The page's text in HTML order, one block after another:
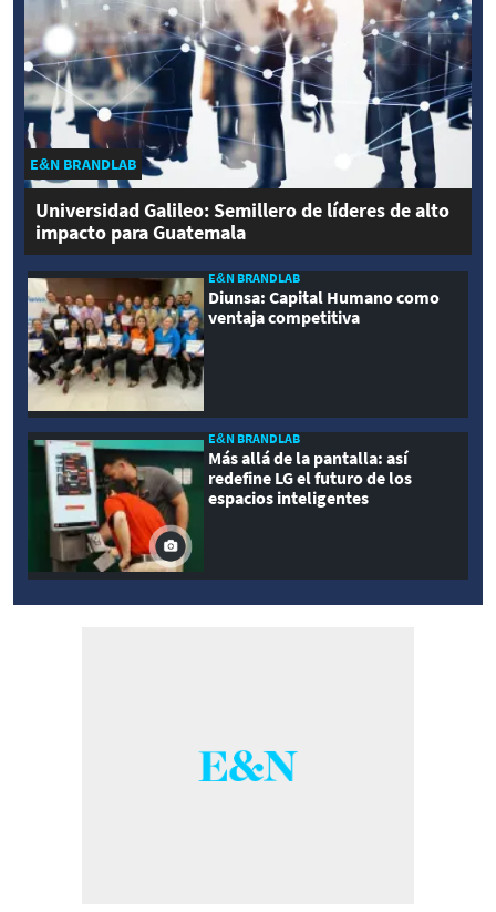
E&N BRANDLAB
Universidad Galileo: Semillero de líderes de alto
impacto para Guatemala
E&N BRANDLAB
Diunsa: Capital Humano como
ventaja competitiva
E&N BRANDLAB
Más allá de la pantalla: así
redefine LG el futuro de los
espacios inteligentes